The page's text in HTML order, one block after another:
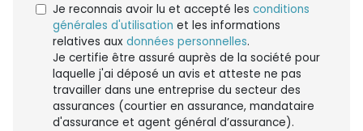
Je reconnais avoir lu et accepté les conditions
générales d'utilisation et les informations
relatives aux données personnelles.
Je certifie être assuré auprès de la société pour
laquelle j'ai déposé un avis et atteste ne pas
travailler dans une entreprise du secteur des
assurances (courtier en assurance, mandataire
d'assurance et agent général d’assurance).